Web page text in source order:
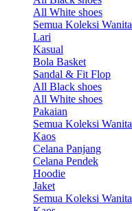
All White shoes
Semua Koleksi Wanita
Lari
Kasual
Bola Basket
Sandal & Fit Flop
All Black shoes
All White shoes
Pakaian
Semua Koleksi Wanita
Kaos
Celana Panjang
Celana Pendek
Hoodie
Jaket
Semua Koleksi Wanita